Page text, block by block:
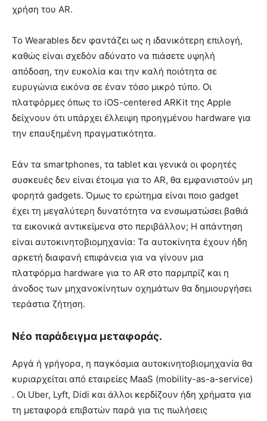
χρήση του AR.
Το Wearables δεν φαντάζει ως η ιδανικότερη επιλογή,
καθώς είναι σχεδόν αδύνατο να πιάσετε υψηλή
απόδοση, την ευκολία και την καλή ποιότητα σε
ευρυγώνια εικόνα σε έναν τόσο μικρό τύπο. Οι
πλατφόρμες όπως το iOS-centered ARKit της Apple
δείχνουν ότι υπάρχει έλλειψη προηγμένου hardware για
την επαυξημένη πραγματικότητα.
Εάν τα smartphones, τα tablet και γενικά οι φορητές
συσκευές δεν είναι έτοιμα για το AR, θα εμφανιστούν μη
φορητά gadgets. Όμως το ερώτημα είναι ποιο gadget
έχει τη μεγαλύτερη δυνατότητα να ενσωματώσει βαθιά
τα εικονικά αντικείμενα στο περιβάλλον; Η απάντηση
είναι αυτοκινητοβιομηχανία: Τα αυτοκίνητα έχουν ήδη
αρκετή διαφανή επιφάνεια για να γίνουν μια
πλατφόρμα hardware για το AR στο παρμπρίζ και η
άνοδος των μηχανοκίνητων οχημάτων θα δημιουργήσει
τεράστια ζήτηση.
Νέο παράδειγμα μεταφοράς.
Αργά ή γρήγορα, η παγκόσμια αυτοκινητοβιομηχανία θα
κυριαρχείται από εταιρείες MaaS (mobility-as-a-service)
. Οι Uber, Lyft, Didi και άλλοι κερδίζουν ήδη χρήματα για
τη μεταφορά επιβατών παρά για τις πωλήσεις